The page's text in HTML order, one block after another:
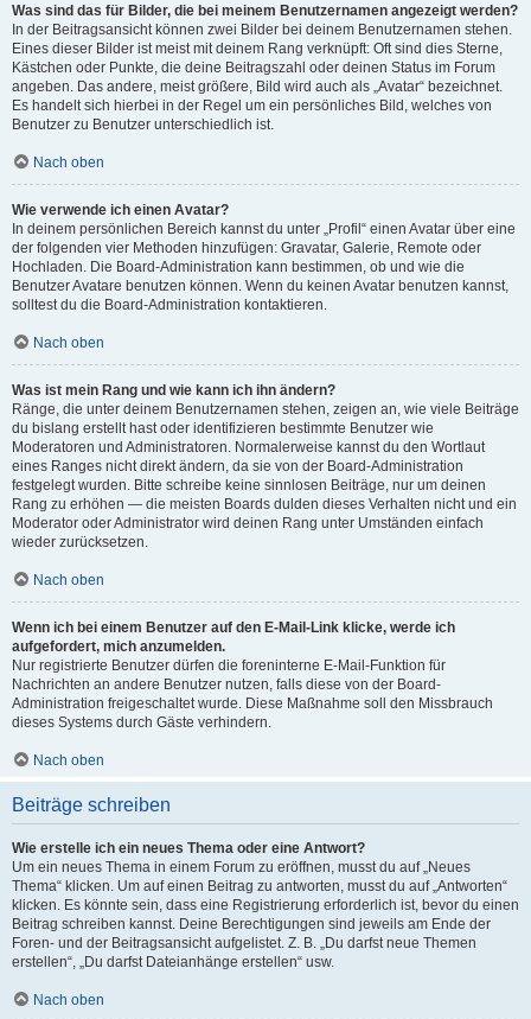
Was sind das für Bilder, die bei meinem Benutzernamen angezeigt werden?
In der Beitragsansicht können zwei Bilder bei deinem Benutzernamen stehen.
Eines dieser Bilder ist meist mit deinem Rang verknüpft: Oft sind dies Sterne,
Kästchen oder Punkte, die deine Beitragszahl oder deinen Status im Forum
angeben. Das andere, meist größere, Bild wird auch als „Avatar“ bezeichnet.
Es handelt sich hierbei in der Regel um ein persönliches Bild, welches von
Benutzer zu Benutzer unterschiedlich ist.
Nach oben
Wie verwende ich einen Avatar?
In deinem persönlichen Bereich kannst du unter „Profil“ einen Avatar über eine
der folgenden vier Methoden hinzufügen: Gravatar, Galerie, Remote oder
Hochladen. Die Board-Administration kann bestimmen, ob und wie die
Benutzer Avatare benutzen können. Wenn du keinen Avatar benutzen kannst,
solltest du die Board-Administration kontaktieren.
Nach oben
Was ist mein Rang und wie kann ich ihn ändern?
Ränge, die unter deinem Benutzernamen stehen, zeigen an, wie viele Beiträge
du bislang erstellt hast oder identifizieren bestimmte Benutzer wie
Moderatoren und Administratoren. Normalerweise kannst du den Wortlaut
eines Ranges nicht direkt ändern, da sie von der Board-Administration
festgelegt wurden. Bitte schreibe keine sinnlosen Beiträge, nur um deinen
Rang zu erhöhen — die meisten Boards dulden dieses Verhalten nicht und ein
Moderator oder Administrator wird deinen Rang unter Umständen einfach
wieder zurücksetzen.
Nach oben
Wenn ich bei einem Benutzer auf den E-Mail-Link klicke, werde ich
aufgefordert, mich anzumelden.
Nur registrierte Benutzer dürfen die foreninterne E-Mail-Funktion für
Nachrichten an andere Benutzer nutzen, falls diese von der Board-
Administration freigeschaltet wurde. Diese Maßnahme soll den Missbrauch
dieses Systems durch Gäste verhindern.
Nach oben
Beiträge schreiben
Wie erstelle ich ein neues Thema oder eine Antwort?
Um ein neues Thema in einem Forum zu eröffnen, musst du auf „Neues
Thema“ klicken. Um auf einen Beitrag zu antworten, musst du auf „Antworten“
klicken. Es könnte sein, dass eine Registrierung erforderlich ist, bevor du einen
Beitrag schreiben kannst. Deine Berechtigungen sind jeweils am Ende der
Foren- und der Beitragsansicht aufgelistet. Z. B. „Du darfst neue Themen
erstellen“, „Du darfst Dateianhänge erstellen“ usw.
Nach oben